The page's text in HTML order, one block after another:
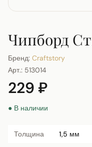
Чипборд
Бренд: Craftstory
Арт.: 513014
229 ₽
● В наличии
Толщина
1,5 мм